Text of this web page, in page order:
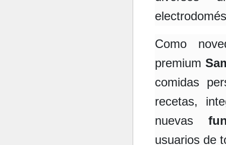
Como
premium
comidas
recetas,
nuevas
usuarios de